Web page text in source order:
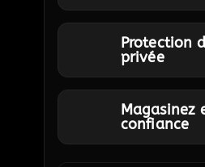
Protection
privée
Magasinez
confiance